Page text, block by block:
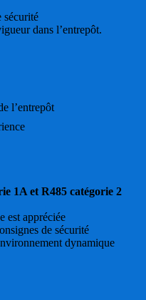
sécurité
dans l’entrepôt.
l’entrepôt
1A et R485 catégorie 2
est appréciée
de sécurité
dynamique